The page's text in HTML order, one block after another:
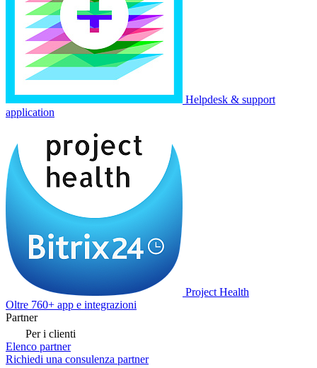
Helpdesk & support
application
Project Health
Oltre 760+ app e integrazioni
Partner
Per i clienti
Elenco partner
Richiedi una consulenza partner